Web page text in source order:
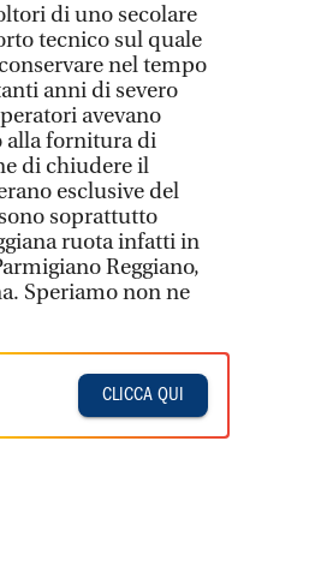
di uno secolare
tecnico sul quale
nel tempo
anni di severo
avevano
alla fornitura di
di chiudere il
esclusive del
soprattutto
ruota infatti in
Reggiano,
Speriamo non ne
CLICCA QUI